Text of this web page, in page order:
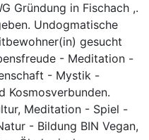
Gründung in Fischach ,.
Undogmatische
gesucht
- Meditation -
- Mystik -
Kosmosverbunden.
Meditation - Spiel -
- Bildung BIN Vegan,